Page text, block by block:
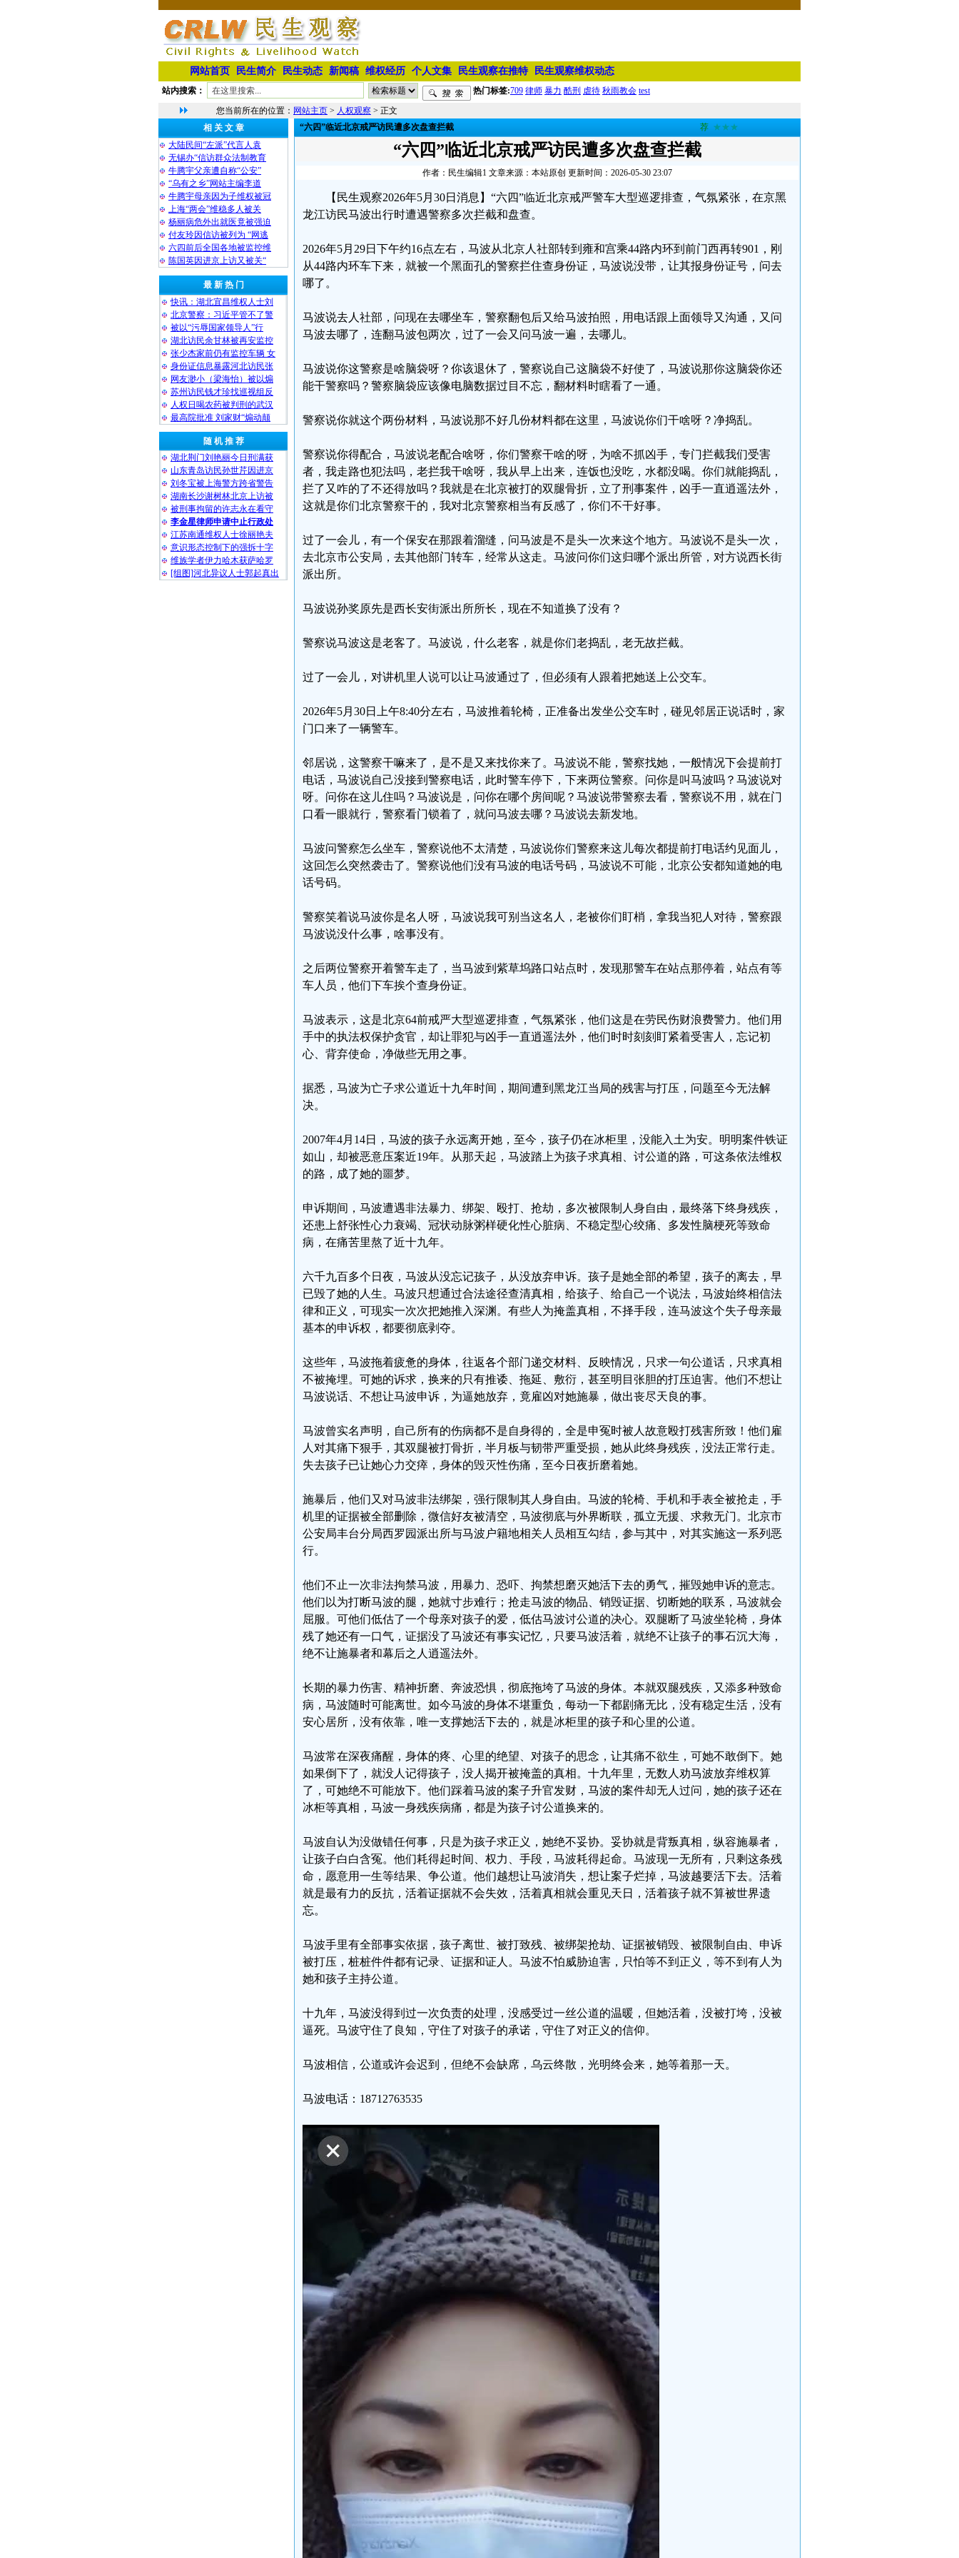
网站首页 民生简介 民生动态 新闻稿 维权经历 个人文集 民生观察在推特 民生观察维权动态
站内搜索： 热门标签:709 律师 暴力 酷刑 虐待 秋雨教会 test
您当前所在的位置： 网站主页 > 人权观察 > 正文
相 关 文 章
大陆民间“左派”代言人袁
无锡办“信访群众法制教育
牛腾宇父亲遭自称“公安”
“乌有之乡”网站主编李道
牛腾宇母亲因为子维权被冠
上海“两会”维稳多人被关
杨丽病危外出就医竟被强迫
付友玲因信访被列为 “网逃
六四前后全国各地被监控维
陈国英因进京上访又被关“
最 新 热 门
快讯：湖北宜昌维权人士刘
北京警察：习近平管不了警
被以“污辱国家领导人”行
湖北访民余甘林被再安监控
张少杰家前仍有监控车辆 女
身份证信息暴露河北访民张
网友渺小（梁海怡）被以煽
苏州访民钱才珍找巡视组反
人权日喝农药被判刑的武汉
最高院批准 刘家财“煽动颠
随 机 推 荐
湖北荆门刘艳丽今日刑满获
山东青岛访民孙世芹因进京
刘冬宝被上海警方跨省警告
湖南长沙谢树林北京上访被
被刑事拘留的许志永在看守
李金星律师申请中止行政处
江苏南通维权人士徐丽艳夫
意识形态控制下的强拆十字
维族学者伊力哈木获萨哈罗
[组图]河北异议人士郭起真出
“六四”临近北京戒严访民遭多次盘查拦截 荐 ★★★
“六四”临近北京戒严访民遭多次盘查拦截
作者：民生编辑1 文章来源：本站原创 更新时间：2026-05-30 23:07
【民生观察2026年5月30日消息】“六四”临近北京戒严警车大型巡逻排查，气氛紧张，在京黑
龙江访民马波出行时遭遇警察多次拦截和盘查。
2026年5月29日下午约16点左右，马波从北京人社部转到雍和宫乘44路内环到前门西再转901，刚
从44路内环车下来，就被一个黑面孔的警察拦住查身份证，马波说没带，让其报身份证号，问去
哪了。
马波说去人社部，问现在去哪坐车，警察翻包后又给马波拍照，用电话跟上面领导又沟通，又问
马波去哪了，连翻马波包两次，过了一会又问马波一遍，去哪儿。
马波说你这警察是啥脑袋呀？你该退休了，警察说自己这脑袋不好使了，马波说那你这脑袋你还
能干警察吗？警察脑袋应该像电脑数据过目不忘，翻材料时瞎看了一通。
警察说你就这个两份材料，马波说那不好几份材料都在这里，马波说你们干啥呀？净捣乱。
警察说你得配合，马波说老配合啥呀，你们警察干啥的呀，为啥不抓凶手，专门拦截我们受害
者，我走路也犯法吗，老拦我干啥呀，我从早上出来，连饭也没吃，水都没喝。你们就能捣乱，
拦了又咋的了不还得放吗？我就是在北京被打的双腿骨折，立了刑事案件，凶手一直逍遥法外，
这就是你们北京警察干的，我对北京警察相当有反感了，你们不干好事。
过了一会儿，有一个保安在那跟着溜缝，问马波是不是头一次来这个地方。马波说不是头一次，
去北京市公安局，去其他部门转车，经常从这走。马波问你们这归哪个派出所管，对方说西长街
派出所。
马波说孙奖原先是西长安街派出所所长，现在不知道换了没有？
警察说马波这是老客了。马波说，什么老客，就是你们老捣乱，老无故拦截。
过了一会儿，对讲机里人说可以让马波通过了，但必须有人跟着把她送上公交车。
2026年5月30日上午8:40分左右，马波推着轮椅，正准备出发坐公交车时，碰见邻居正说话时，家
门口来了一辆警车。
邻居说，这警察干嘛来了，是不是又来找你来了。马波说不能，警察找她，一般情况下会提前打
电话，马波说自己没接到警察电话，此时警车停下，下来两位警察。问你是叫马波吗？马波说对
呀。问你在这儿住吗？马波说是，问你在哪个房间呢？马波说带警察去看，警察说不用，就在门
口看一眼就行，警察看门锁着了，就问马波去哪？马波说去新发地。
马波问警察怎么坐车，警察说他不太清楚，马波说你们警察来这儿每次都提前打电话约见面儿，
这回怎么突然袭击了。警察说他们没有马波的电话号码，马波说不可能，北京公安都知道她的电
话号码。
警察笑着说马波你是名人呀，马波说我可别当这名人，老被你们盯梢，拿我当犯人对待，警察跟
马波说没什么事，啥事没有。
之后两位警察开着警车走了，当马波到紫草坞路口站点时，发现那警车在站点那停着，站点有等
车人员，他们下车挨个查身份证。
马波表示，这是北京64前戒严大型巡逻排查，气氛紧张，他们这是在劳民伤财浪费警力。他们用
手中的执法权保护贪官，却让罪犯与凶手一直逍遥法外，他们时时刻刻盯紧着受害人，忘记初
心、背弃使命，净做些无用之事。
据悉，马波为亡子求公道近十九年时间，期间遭到黑龙江当局的残害与打压，问题至今无法解
决。
2007年4月14日，马波的孩子永远离开她，至今，孩子仍在冰柜里，没能入土为安。明明案件铁证
如山，却被恶意压案近19年。从那天起，马波踏上为孩子求真相、讨公道的路，可这条依法维权
的路，成了她的噩梦。
申诉期间，马波遭遇非法暴力、绑架、殴打、抢劫，多次被限制人身自由，最终落下终身残疾，
还患上舒张性心力衰竭、冠状动脉粥样硬化性心脏病、不稳定型心绞痛、多发性脑梗死等致命
病，在痛苦里熬了近十九年。
六千九百多个日夜，马波从没忘记孩子，从没放弃申诉。孩子是她全部的希望，孩子的离去，早
已毁了她的人生。马波只想通过合法途径查清真相，给孩子、给自己一个说法，马波始终相信法
律和正义，可现实一次次把她推入深渊。有些人为掩盖真相，不择手段，连马波这个失子母亲最
基本的申诉权，都要彻底剥夺。
这些年，马波拖着疲惫的身体，往返各个部门递交材料、反映情况，只求一句公道话，只求真相
不被掩埋。可她的诉求，换来的只有推诿、拖延、敷衍，甚至明目张胆的打压迫害。他们不想让
马波说话、不想让马波申诉，为逼她放弃，竟雇凶对她施暴，做出丧尽天良的事。
马波曾实名声明，自己所有的伤病都不是自身得的，全是申冤时被人故意殴打残害所致！他们雇
人对其痛下狠手，其双腿被打骨折，半月板与韧带严重受损，她从此终身残疾，没法正常行走。
失去孩子已让她心力交瘁，身体的毁灭性伤痛，至今日夜折磨着她。
施暴后，他们又对马波非法绑架，强行限制其人身自由。马波的轮椅、手机和手表全被抢走，手
机里的证据被全部删除，微信好友被清空，马波彻底与外界断联，孤立无援、求救无门。北京市
公安局丰台分局西罗园派出所与马波户籍地相关人员相互勾结，参与其中，对其实施这一系列恶
行。
他们不止一次非法拘禁马波，用暴力、恐吓、拘禁想磨灭她活下去的勇气，摧毁她申诉的意志。
他们以为打断马波的腿，她就寸步难行；抢走马波的物品、销毁证据、切断她的联系，马波就会
屈服。可他们低估了一个母亲对孩子的爱，低估马波讨公道的决心。双腿断了马波坐轮椅，身体
残了她还有一口气，证据没了马波还有事实记忆，只要马波活着，就绝不让孩子的事石沉大海，
绝不让施暴者和幕后之人逍遥法外。
长期的暴力伤害、精神折磨、奔波恐惧，彻底拖垮了马波的身体。本就双腿残疾，又添多种致命
病，马波随时可能离世。如今马波的身体不堪重负，每动一下都剧痛无比，没有稳定生活，没有
安心居所，没有依靠，唯一支撑她活下去的，就是冰柜里的孩子和心里的公道。
马波常在深夜痛醒，身体的疼、心里的绝望、对孩子的思念，让其痛不欲生，可她不敢倒下。她
如果倒下了，就没人记得孩子，没人揭开被掩盖的真相。十九年里，无数人劝马波放弃维权算
了，可她绝不可能放下。他们踩着马波的案子升官发财，马波的案件却无人过问，她的孩子还在
冰柜等真相，马波一身残疾病痛，都是为孩子讨公道换来的。
马波自认为没做错任何事，只是为孩子求正义，她绝不妥协。妥协就是背叛真相，纵容施暴者，
让孩子白白含冤。他们耗得起时间、权力、手段，马波耗得起命。马波现一无所有，只剩这条残
命，愿意用一生等结果、争公道。他们越想让马波消失，想让案子烂掉，马波越要活下去。活着
就是最有力的反抗，活着证据就不会失效，活着真相就会重见天日，活着孩子就不算被世界遗
忘。
马波手里有全部事实依据，孩子离世、被打致残、被绑架抢劫、证据被销毁、被限制自由、申诉
被打压，桩桩件件都有记录、证据和证人。马波不怕威胁迫害，只怕等不到正义，等不到有人为
她和孩子主持公道。
十九年，马波没得到过一次负责的处理，没感受过一丝公道的温暖，但她活着，没被打垮，没被
逼死。马波守住了良知，守住了对孩子的承诺，守住了对正义的信仰。
马波相信，公道或许会迟到，但绝不会缺席，乌云终散，光明终会来，她等着那一天。
马波电话：18712763535